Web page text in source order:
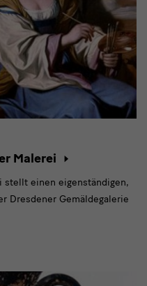
Malerei
stellt einen eigenständigen,
Dresdener Gemäldegalerie